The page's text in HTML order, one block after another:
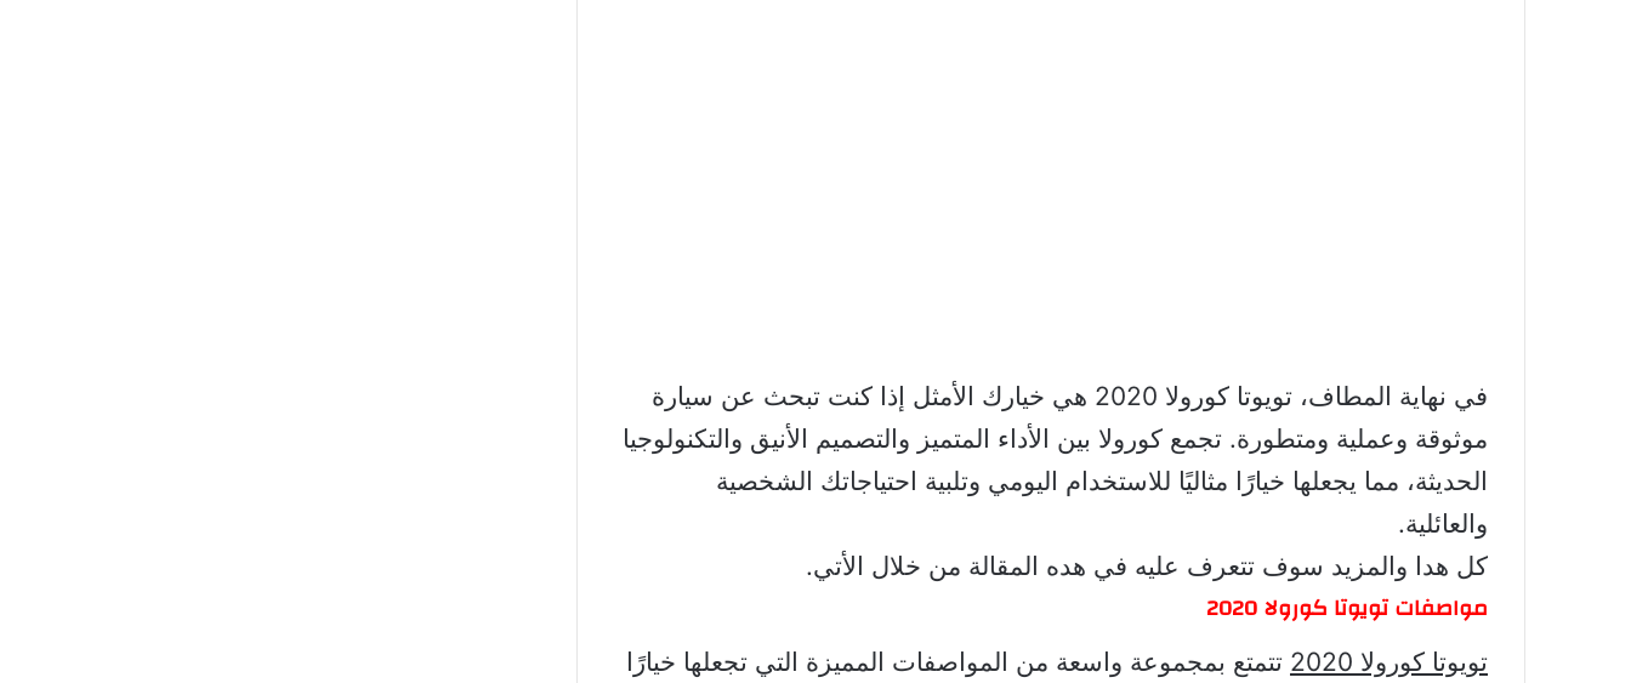
في نهاية المطاف، تويوتا كورولا 2020 هي خيارك الأمثل إذا كنت تبحث عن سيارة
موثوقة وعملية ومتطورة. تجمع كورولا بين الأداء المتميز والتصميم الأنيق والتكنولوجيا
الحديثة، مما يجعلها خيارًا مثاليًا للاستخدام اليومي وتلبية احتياجاتك الشخصية
والعائلية.
كل هدا والمزيد سوف تتعرف عليه في هده المقالة من خلال الأتي.
مواصفات تويوتا كورولا 2020
تويوتا كورولا 2020
تتمتع بمجموعة واسعة من المواصفات المميزة التي تجعلها خيارًا